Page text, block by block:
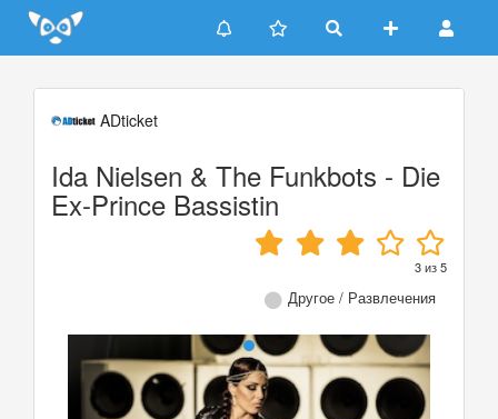
Update cookies preferences
ADticket
Ida Nielsen & The Funkbots - Die
Ex-Prince Bassistin
3из5
Другое / Развлечения